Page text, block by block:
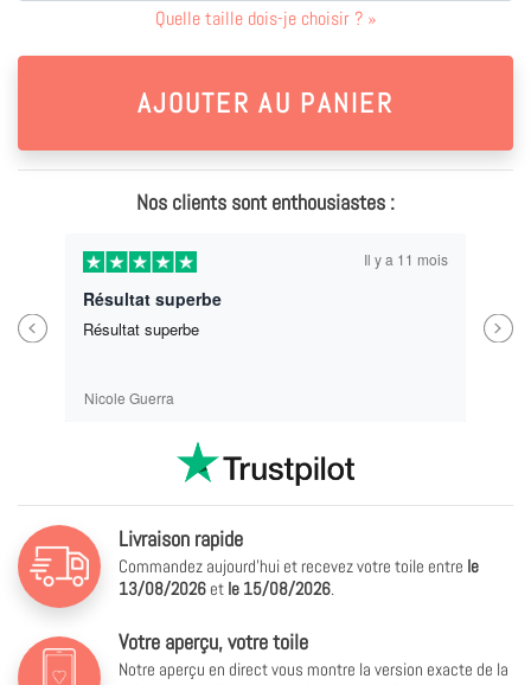
Quelle taille dois-je choisir ? »
Nos clients sont enthousiastes :
Previous
Il y a 11 mois
Résultat superbe
Résultat superbe
Nicole Guerra
Next
Livraison rapide
Commandez aujourd'hui et recevez votre toile entre le
13/08/2026 et le 15/08/2026.
Votre aperçu, votre toile
Notre aperçu en direct vous montre la version exacte de la